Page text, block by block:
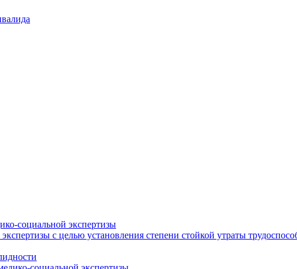
социальной экспертизы
с целью установления степени стойкой утраты